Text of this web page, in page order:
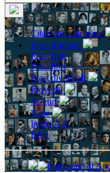
Citazioni e aforismi
Frasi d'amore
Frasi film
Frasi libri
Frasi divertenti
Proverbi
Auguri
Varie
Indici A-Z
Blog